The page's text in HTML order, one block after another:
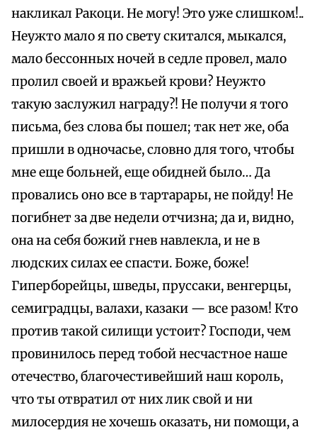
накликал Ракоци. Не могу! Это уже слишком!..
Неужто мало я по свету скитался, мыкался,
мало бессонных ночей в седле провел, мало
пролил своей и вражьей крови? Неужто
такую заслужил награду?! Не получи я того
письма, без слова бы пошел; так нет же, оба
пришли в одночасье, словно для того, чтобы
мне еще больней, еще обидней было… Да
провались оно все в тартарары, не пойду! Не
погибнет за две недели отчизна; да и, видно,
она на себя божий гнев навлекла, и не в
людских силах ее спасти. Боже, боже!
Гиперборейцы, шведы, пруссаки, венгерцы,
семиградцы, валахи, казаки — все разом! Кто
против такой силищи устоит? Господи, чем
провинилось перед тобой несчастное наше
отечество, благочестивейший наш король,
что ты отвратил от них лик свой и ни
милосердия не хочешь оказать, ни помощи, а